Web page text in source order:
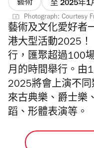
藝術 至 2025年1
Photograph: Courtesy
藝術及文化愛好者
港大型活動2025
行 ，匯聚超過100
月的時間舉行。由
2025將會上演不
來 古典樂、爵士樂
蹈、形體表演等。